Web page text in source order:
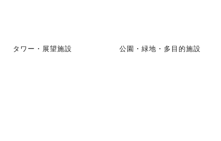
タワー・展望施設 公園・緑地・多目的施設